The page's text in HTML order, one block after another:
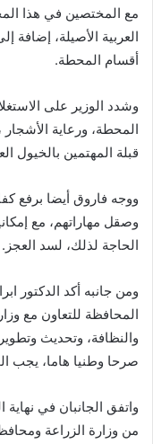
مع المختصين في هذا
العربية الأصيلة، إضافة
أقسام المحطة.
وشدد الوزير على
المحطة، ورعاية الأشجار
قبلة المهتمين بالخيول
ووجه فاروق أيضا برفع
وصقل مهاراتهم، مع
الحاجة لذلك، لسد العجز.
ومن جانبه أكد الدكتور
المحافظة للتعاون مع
والنظافة، وتحديث
صرحا وطنيا هاما، يجب
واتفق الجانبان في
من وزارة الزراعة